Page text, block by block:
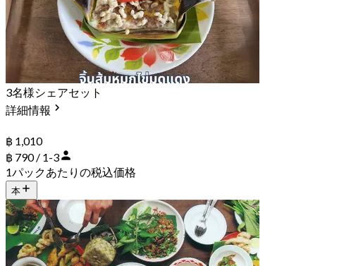
3名様シェアセット
詳細情報
฿ 1,010
฿ 790 / 1-3
1パックあたりの税込価格
本